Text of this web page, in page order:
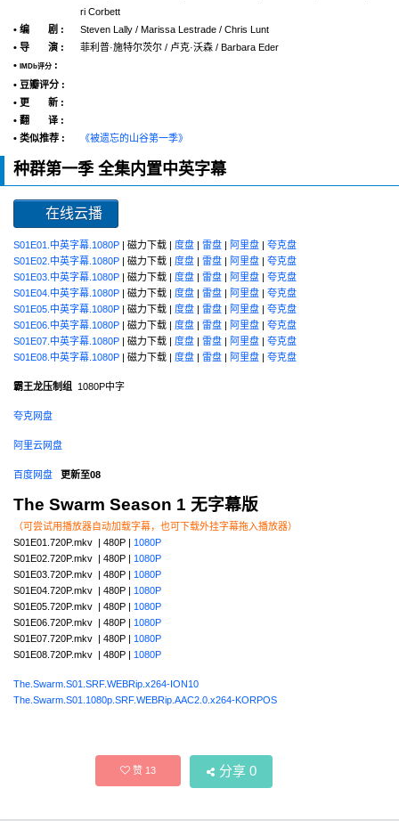
ri Corbett
• 编 剧 :
Steven Lally / Marissa Lestrade / Chris Lunt
• 导 演 :
菲利普·施特尔茨尔 / 卢克·沃森 / Barbara Eder
•
IMDb评分 :
• 豆瓣评分 :
• 更 新 :
• 翻 译 :
• 类似推荐 :
《被遗忘的山谷第一季》
种群第一季 全集内置中英字幕
在线云播
S01E01.中英字幕.1080P | 磁力下载 | 度盘 | 雷盘 | 阿里盘 | 夸克盘
S01E02.中英字幕.1080P | 磁力下载 | 度盘 | 雷盘 | 阿里盘 | 夸克盘
S01E03.中英字幕.1080P | 磁力下载 | 度盘 | 雷盘 | 阿里盘 | 夸克盘
S01E04.中英字幕.1080P | 磁力下载 | 度盘 | 雷盘 | 阿里盘 | 夸克盘
S01E05.中英字幕.1080P | 磁力下载 | 度盘 | 雷盘 | 阿里盘 | 夸克盘
S01E06.中英字幕.1080P | 磁力下载 | 度盘 | 雷盘 | 阿里盘 | 夸克盘
S01E07.中英字幕.1080P | 磁力下载 | 度盘 | 雷盘 | 阿里盘 | 夸克盘
S01E08.中英字幕.1080P | 磁力下载 | 度盘 | 雷盘 | 阿里盘 | 夸克盘
霸王龙压制组 1080P中字
夸克网盘
阿里云网盘
百度网盘 更新至08
The Swarm Season 1 无字幕版
（可尝试用播放器自动加载字幕，也可下载外挂字幕拖入播放器）
S01E01.720P.mkv | 480P | 1080P
S01E02.720P.mkv | 480P | 1080P
S01E03.720P.mkv | 480P | 1080P
S01E04.720P.mkv | 480P | 1080P
S01E05.720P.mkv | 480P | 1080P
S01E06.720P.mkv | 480P | 1080P
S01E07.720P.mkv | 480P | 1080P
S01E08.720P.mkv | 480P | 1080P
The.Swarm.S01.SRF.WEBRip.x264-ION10
The.Swarm.S01.1080p.SRF.WEBRip.AAC2.0.x264-KORPOS
赞13 分享 0